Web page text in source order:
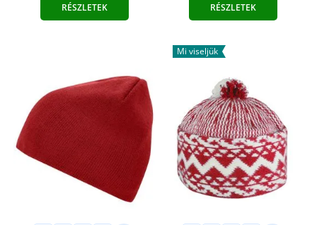
RÉSZLETEK RÉSZLETEK
Mi viseljük